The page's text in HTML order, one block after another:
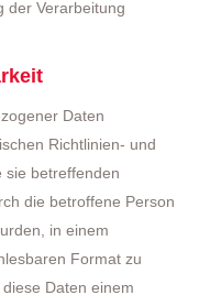
der Verarbeitung
Daten
Richtlinien- und
sie betreffenden
die betroffene Person
in einem
Format zu
Daten einem